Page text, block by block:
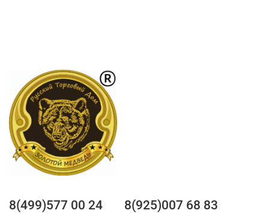
8(499)577 00 24
8(925)007 68 83